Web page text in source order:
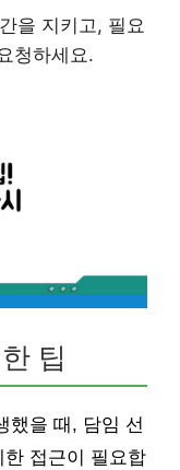
을 지키고, 필요
청하세요.
팁
했을 때, 담임 선
접근이 필요합